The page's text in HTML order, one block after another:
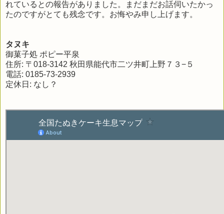
れているとの報告がありました。まだまだお話伺いたかっ
たのですがとても残念です。お悔やみ申し上げます。
タヌキ
御菓子処 ポピー平泉
住所: 〒018-3142 秋田県能代市二ツ井町上野７３−５
電話: 0185-73-2939
定休日: なし？